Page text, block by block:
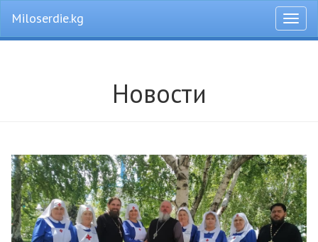
меню
Miloserdie.kg
Новости